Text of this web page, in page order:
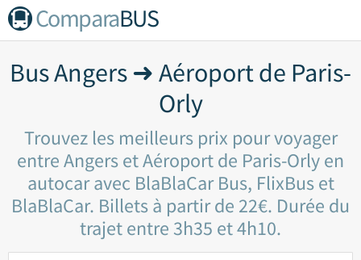
ComparaBUS
Bus Angers ➜ Aéroport de Paris-
Orly
Trouvez les meilleurs prix pour voyager
entre Angers et Aéroport de Paris-Orly en
autocar avec BlaBlaCar Bus, FlixBus et
BlaBlaCar. Billets à partir de 22€. Durée du
trajet entre 3h35 et 4h10.